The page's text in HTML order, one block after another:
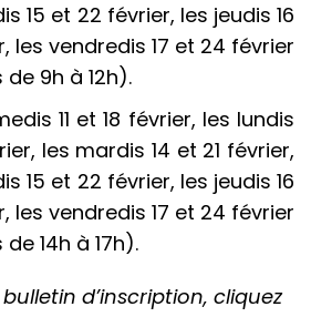
15 et 22 février, les jeudis 16
les vendredis 17 et 24 février
de 9h à 12h).
11 et 18 février, les lundis
les mardis 14 et 21 février,
15 et 22 février, les jeudis 16
les vendredis 17 et 24 février
14h à 17h).
d’inscription, cliquez